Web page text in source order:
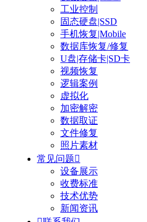
工业控制
固态硬盘|SSD
手机恢复|Mobile
数据库恢复/修复
U盘|存储卡|SD卡
视频恢复
逻辑案例
虚拟化
加密解密
数据取证
文件修复
照片素材
常见问题
设备展示
收费标准
技术优势
新闻资讯